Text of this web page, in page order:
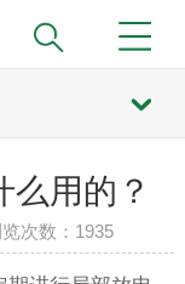
么用的？
次数：1935